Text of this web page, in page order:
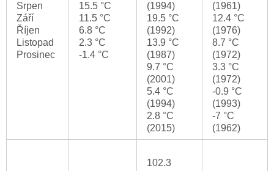
Srpen
Září
Říjen
Listopad
Prosinec
15.5 °C
11.5 °C
6.8 °C
2.3 °C
-1.4 °C
(1994)
19.5 °C
(1992)
13.9 °C
(1987)
9.7 °C
(2001)
5.4 °C
(1994)
2.8 °C
(2015)
(1961)
12.4 °C
(1976)
8.7 °C
(1972)
3.3 °C
(1972)
-0.9 °C
(1993)
-7 °C
(1962)
102.3